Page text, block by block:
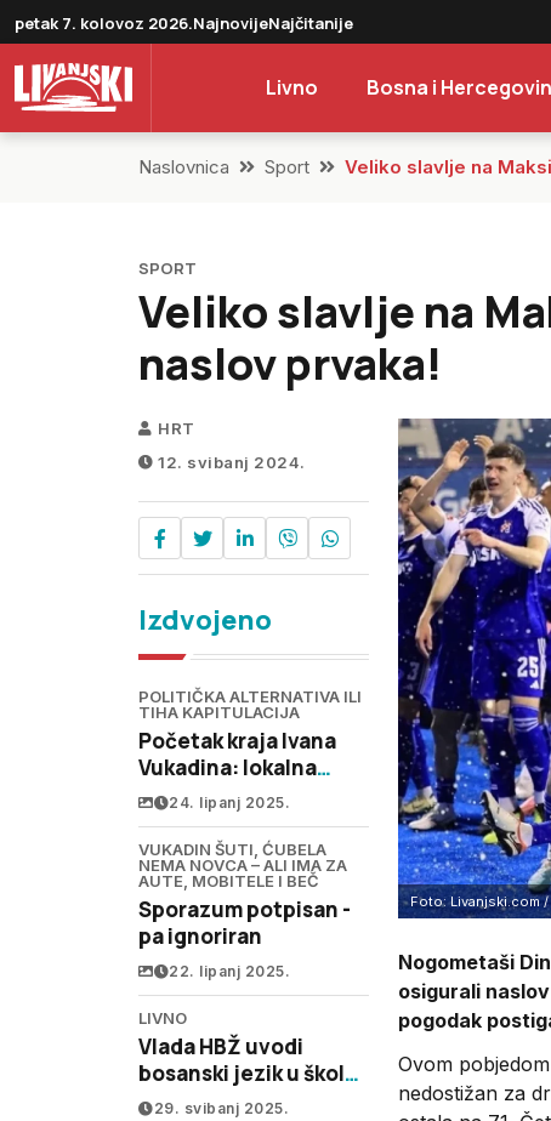
petak 7. kolovoz 2026.NajnovijeNajčitanije
Livno Bosna i
Naslovnica Sport Veliko slavlje na
SPORT
Veliko slavlje na
naslov prvaka!
HRT
12. svibanj 2024.
Izdvojeno
POLITIČKA ALTERNATIVA ILI
TIHA KAPITULACIJA
Početak kraja Ivana
Vukadina: lokalna
moć, nacionalna šteta
24. lipanj 2025.
VUKADIN ŠUTI, ĆUBELA
NEMA NOVCA – ALI IMA ZA
AUTE, MOBITELE I BEČ
Sporazum potpisan -
pa ignoriran
22. lipanj 2025.
LIVNO
Vlada HBŽ uvodi
bosanski jezik u škole
Hercegbosanske
29. svibanj 2025.
Foto: Livanjski.com /
Nogometaši
osigurali
pogodak
Ovom
nedostižan za